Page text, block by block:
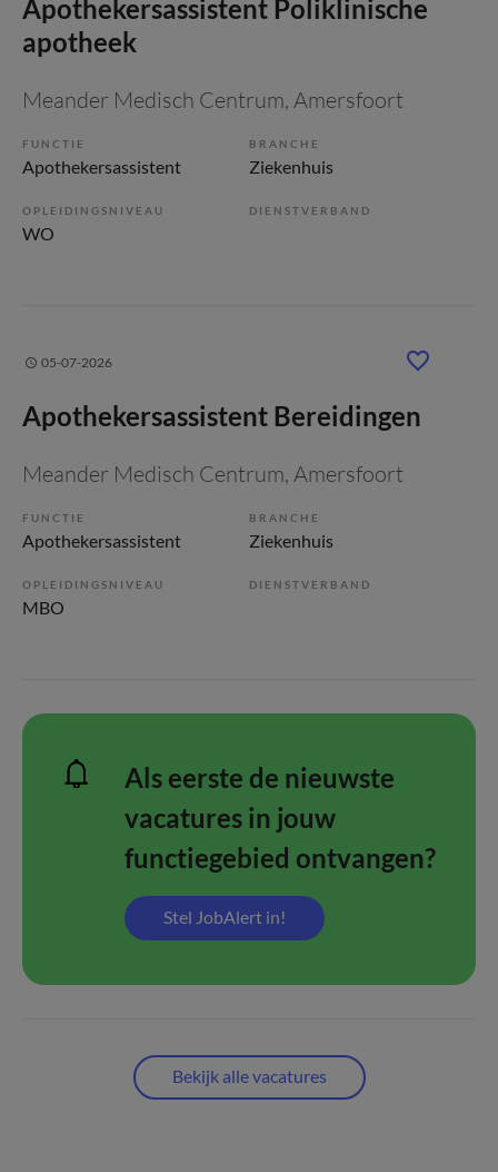
Apothekersassistent Poliklinische
apotheek
Meander Medisch Centrum, Amersfoort
FUNCTIE
Apothekersassistent
BRANCHE
Ziekenhuis
OPLEIDINGSNIVEAU
WO
DIENSTVERBAND
05-07-2026
Apothekersassistent Bereidingen
Meander Medisch Centrum, Amersfoort
FUNCTIE
Apothekersassistent
BRANCHE
Ziekenhuis
OPLEIDINGSNIVEAU
MBO
DIENSTVERBAND
Als eerste de nieuwste
vacatures in jouw
functiegebied ontvangen?
Stel JobAlert in!
Bekijk alle vacatures